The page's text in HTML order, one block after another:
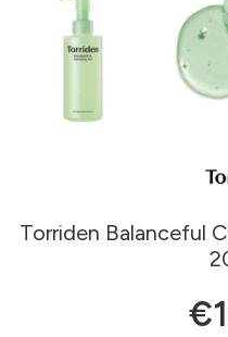
Torriden Balanceful
€